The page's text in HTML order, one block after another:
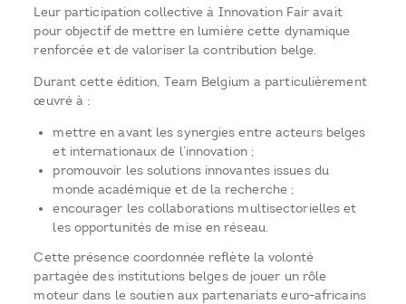
Leur participation collective à Innovation Fair avait
pour objectif de mettre en lumière cette dynamique
renforcée et de valoriser la contribution belge.
Durant cette édition, Team Belgium a particulièrement
œuvré à :
mettre en avant les synergies entre acteurs belges
et internationaux de l’innovation ;
promouvoir les solutions innovantes issues du
monde académique et de la recherche ;
encourager les collaborations multisectorielles et
les opportunités de mise en réseau.
Cette présence coordonnée reflète la volonté
partagée des institutions belges de jouer un rôle
moteur dans le soutien aux partenariats euro-africains